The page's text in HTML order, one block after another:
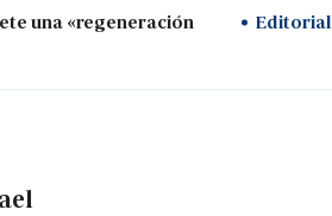
una «regeneración
Editorial